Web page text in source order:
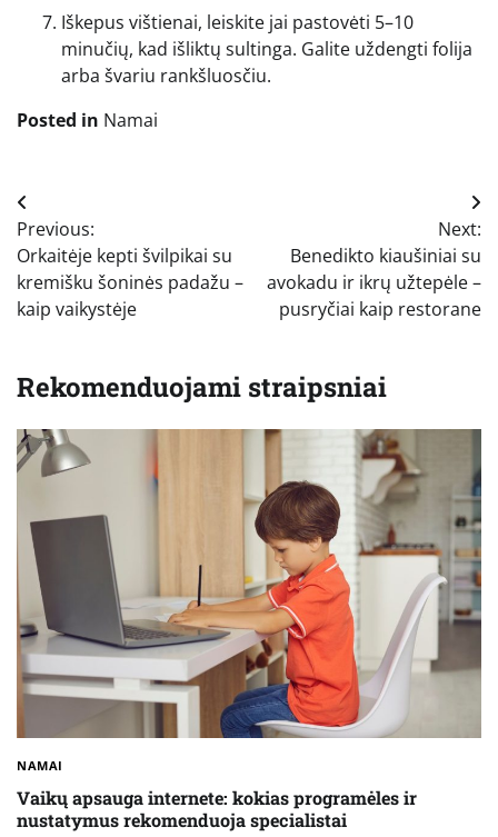
Iškepus vištienai, leiskite jai pastovėti 5–10
minučių, kad išliktų sultinga. Galite uždengti folija
arba švariu rankšluosčiu.
Posted in Namai
Navigacija
tarp
įrašų
Previous:
Orkaitėje kepti švilpikai su
kremišku šoninės padažu –
kaip vaikystėje
Next:
Benedikto kiaušiniai su
avokadu ir ikrų užtepėle –
pusryčiai kaip restorane
Rekomenduojami straipsniai
NAMAI
Vaikų apsauga internete: kokias programėles ir
nustatymus rekomenduoja specialistai